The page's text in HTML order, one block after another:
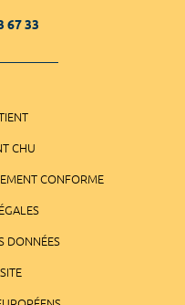
67 33
CHU
CONFORME
DONNÉES